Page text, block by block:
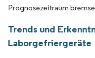
Prognosezeitraum
Trends und
Laborgefriergeräte